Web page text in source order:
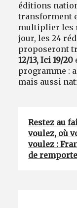
éditions
transforment
multiplier les
jour, les 24
proposeront
12/13, Ici 19/20
programme :
mais aussi
Restez au
voulez, où
voulez :
de